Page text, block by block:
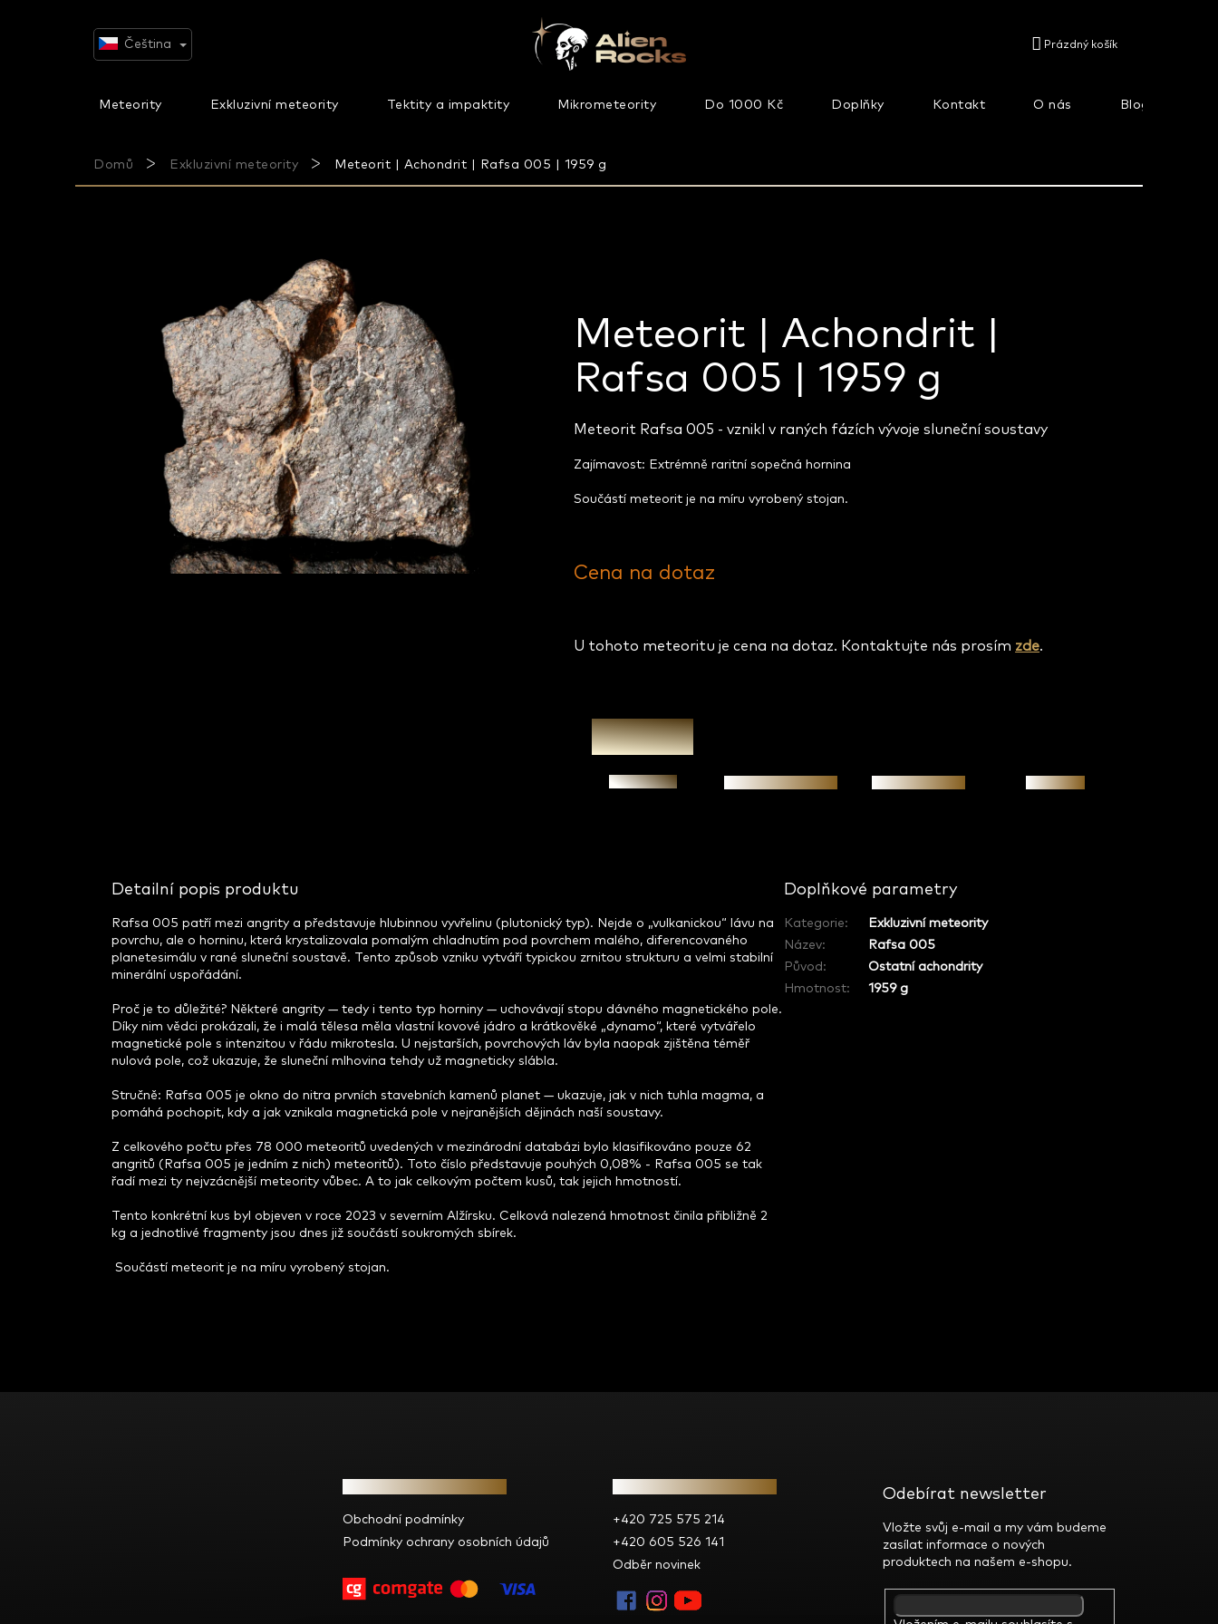
Čeština
NÁKUPNÍ
Prázdný košík
Meteority Exkluzivní meteority Tektity a impaktity Mikrometeority Do 1000 Kč Doplňky Kontakt O nás Blog
Domů Exkluzivní meteority Meteorit | Achondrit | Rafsa 005 | 1959 g
Meteorit | Achondrit |
Rafsa 005 | 1959 g
Cena na dotaz
U tohoto meteoritu je cena na dotaz. Kontaktujte nás prosím zde.
Meteorit Rafsa 005 - vznikl v raných fázích vývoje sluneční soustavy
Zajímavost: Extrémně raritní sopečná hornina
Součástí meteorit je na míru vyrobený stojan.
Zeptat se
Detailní popis produktu
Rafsa 005 patří mezi angrity a představuje hlubinnou vyvřelinu (plutonický typ). Nejde o „vulkanickou“ lávu na
povrchu, ale o horninu, která krystalizovala pomalým chladnutím pod povrchem malého, diferencovaného
planetesimálu v rané sluneční soustavě. Tento způsob vzniku vytváří typickou zrnitou strukturu a velmi stabilní
minerální uspořádání.
Proč je to důležité? Některé angrity — tedy i tento typ horniny — uchovávají stopu dávného magnetického pole.
Díky nim vědci prokázali, že i malá tělesa měla vlastní kovové jádro a krátkověké „dynamo“, které vytvářelo
magnetické pole s intenzitou v řádu mikrotesla. U nejstarších, povrchových láv byla naopak zjištěna téměř
nulová pole, což ukazuje, že sluneční mlhovina tehdy už magneticky slábla.
Stručně: Rafsa 005 je okno do nitra prvních stavebních kamenů planet — ukazuje, jak v nich tuhla magma, a
pomáhá pochopit, kdy a jak vznikala magnetická pole v nejranějších dějinách naší soustavy.
Z celkového počtu přes 78 000 meteoritů uvedených v mezinárodní databázi bylo klasifikováno pouze 62
angritů (Rafsa 005 je jedním z nich) meteoritů). Toto číslo představuje pouhých 0,08% - Rafsa 005 se tak
řadí mezi ty nejvzácnější meteority vůbec. A to jak celkovým počtem kusů, tak jejich hmotností.
Tento konkrétní kus byl objeven v roce 2023 v severním Alžírsku. Celková nalezená hmotnost činila přibližně 2
kg a jednotlivé fragmenty jsou dnes již součástí soukromých sbírek.
Součástí meteorit je na míru vyrobený stojan.
Doplňkové parametry
Kategorie:
Exkluzivní meteority
Název:
Rafsa 005
Původ :
Ostatní achondrity
Hmotnost: 1959 g
Obchodní podmínky
Podmínky ochrany osobních údajů
+420 725 575 214
+420 605 526 141
Odběr novinek
Odebírat newsletter
Vložte svůj e-mail a my vám budeme
zasílat informace o nových
produktech na našem e-shopu.